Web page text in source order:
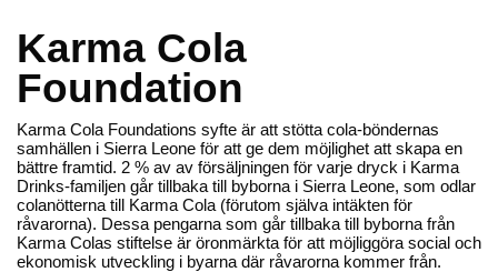
EN VÄRLD AV PRISBELÖNTA DELIKATESSER & DRYCKER
Filter
UTFORSKA HÖSTENS NYHETER
Varumärken > Karma Drinks > Karma Cola Foundation
Karma Cola
Foundation
Karma Cola Foundations syfte är att stötta cola-böndernas
samhällen i Sierra Leone för att ge dem möjlighet att skapa en
bättre framtid. 2 % av av försäljningen för varje dryck i Karma
Drinks-familjen går tillbaka till byborna i Sierra Leone, som odlar
colanötterna till Karma Cola (förutom själva intäkten för
råvarorna). Dessa pengarna som går tillbaka till byborna från
Karma Colas stiftelse är öronmärkta för att möjliggöra social och
ekonomisk utveckling i byarna där råvarorna kommer från.